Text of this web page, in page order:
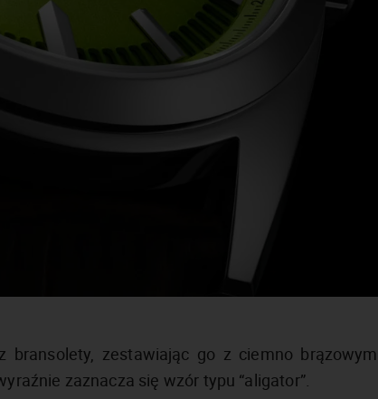
bransolety, zestawiając go z ciemno brązowym
zaznacza się wzór typu “aligator”.